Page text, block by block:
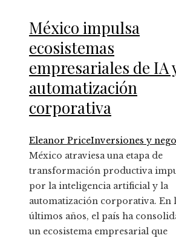
México impulsa
ecosistemas
empresariales de IA
automatización
corporativa
Eleanor PriceInversiones y
México atraviesa una etapa de
transformación productiva
por la inteligencia artificial y la
automatización corporativa. En
últimos años, el país ha
un ecosistema empresarial que